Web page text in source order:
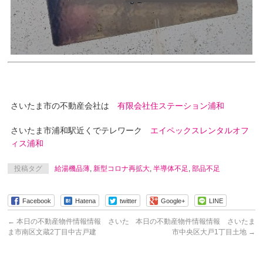
さいたま市の不動産会社は有限会社住ステーション浦和
さいたま市浦和駅近くでテレワーク エイペックスレンタルオフ
ィス浦和
投稿タグ 給湯機品薄 ,新型コロナ再拡大 ,半導体不足 ,部品不足
Facebook Hatena twitter Google+ LINE
← 本日の不動産物件情報情報 さいた
ま市南区文蔵2丁目中古戸建
本日の不動産物件情報情報 さいたま
市中央区大戸1丁目土地 →